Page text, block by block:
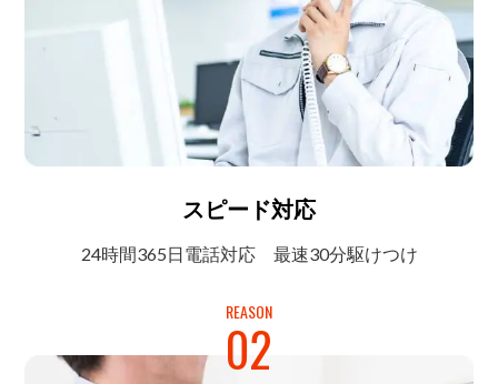
スピード対応
24時間365日電話対応 最速30分駆けつけ
REASON
02